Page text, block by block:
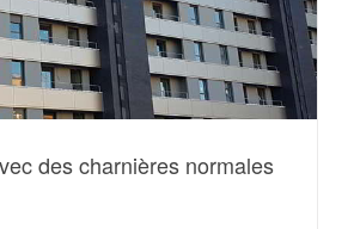
des charnières normales